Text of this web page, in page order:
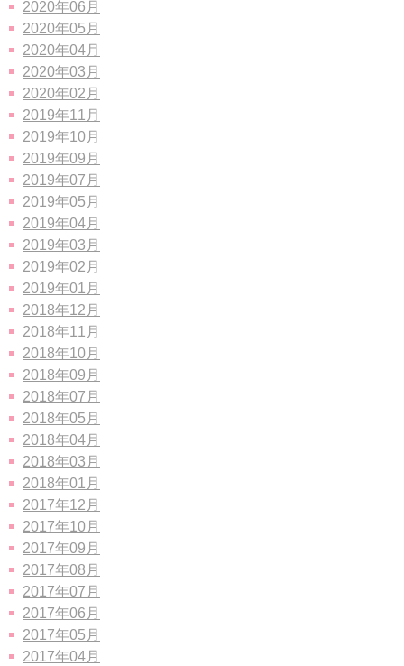
2020年06月
2020年05月
2020年04月
2020年03月
2020年02月
2019年11月
2019年10月
2019年09月
2019年07月
2019年05月
2019年04月
2019年03月
2019年02月
2019年01月
2018年12月
2018年11月
2018年10月
2018年09月
2018年07月
2018年05月
2018年04月
2018年03月
2018年01月
2017年12月
2017年10月
2017年09月
2017年08月
2017年07月
2017年06月
2017年05月
2017年04月